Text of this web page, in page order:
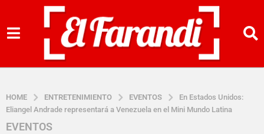
HOME ENTRETENIMIENTO EVENTOS
En Estados Unidos:
Eliangel Andrade representará a Venezuela en el Mini Mundo Latina
5
EVENTOS